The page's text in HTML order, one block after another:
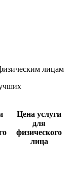
лицам
Цена услуги
для
физического
лица